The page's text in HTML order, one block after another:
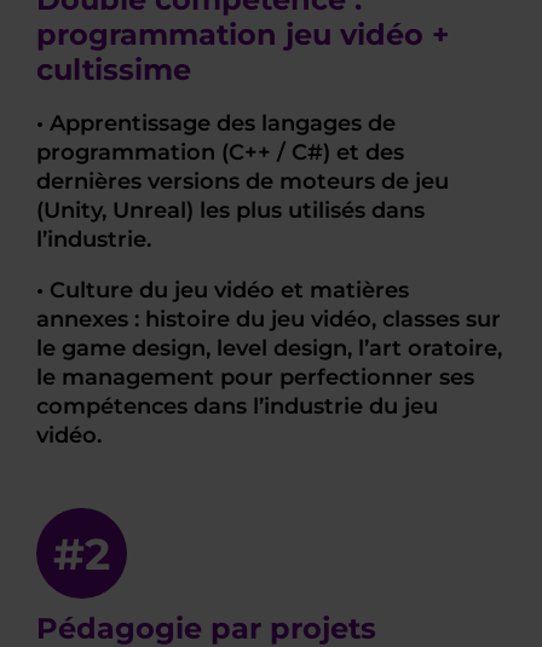
programmation jeu vidéo +
cultissime
• Apprentissage des langages de
programmation (C++ / C#) et des
dernières versions de moteurs de jeu
(Unity, Unreal) les plus utilisés dans
l’industrie.
• Culture du jeu vidéo et matières
annexes : histoire du jeu vidéo, classes sur
le game design, level design, l’art oratoire,
le management pour perfectionner ses
compétences dans l’industrie du jeu
vidéo.
#2
Pédagogie par projets